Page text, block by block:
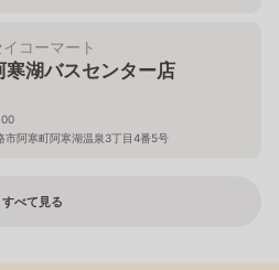
イコーマート
寒湖バスセンター店
市阿寒町阿寒湖温泉3丁目4番5号
すべて見る